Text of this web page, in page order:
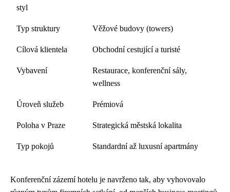
styl
Typ struktury Věžové budovy (towers)
Cílová klientela Obchodní cestující a turisté
Vybavení
Restaurace, konferenční sály,
wellness
Úroveň služeb Prémiová
Poloha v Praze Strategická městská lokalita
Typ pokojů Standardní až luxusní apartmány
Konferenční zázemí hotelu je navrženo tak, aby vyhovovalo